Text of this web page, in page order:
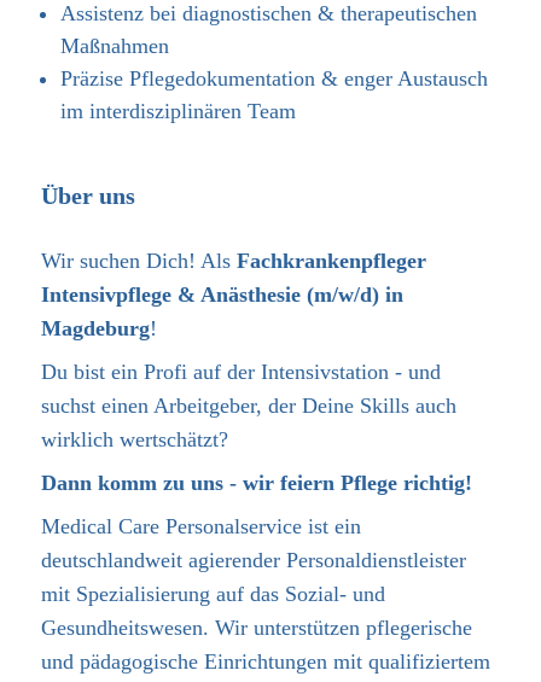
Über uns
Wir suchen Dich! Als Fachkrankenpfleger
Intensivpflege & Anästhesie (m/w/d) in
Magdeburg!
Du bist ein Profi auf der Intensivstation - und
suchst einen Arbeitgeber, der Deine Skills auch
wirklich wertschätzt?
Dann komm zu uns - wir feiern Pflege richtig!
Medical Care Personalservice ist ein
deutschlandweit agierender Personaldienstleister
mit Spezialisierung auf das Sozial- und
Gesundheitswesen. Wir unterstützen pflegerische
und pädagogische Einrichtungen mit qualifiziertem
Assistenz bei diagnostischen & therapeutischen
Maßnahmen
Präzise Pflegedokumentation & enger Austausch
im interdisziplinären Team